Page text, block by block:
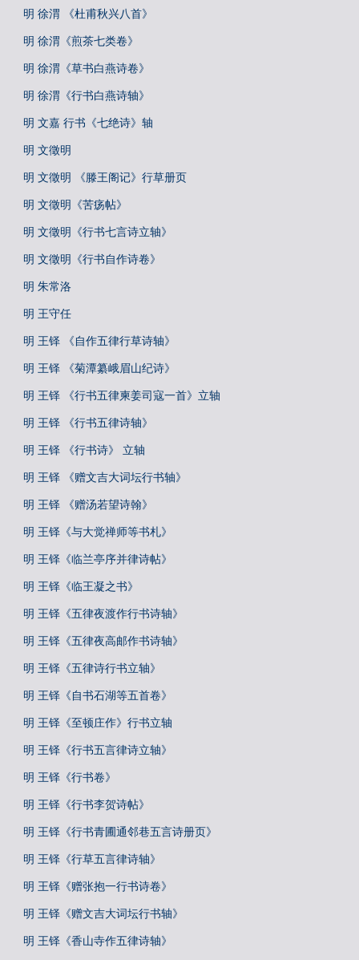
明 徐渭 《杜甫秋兴八首》
明 徐渭《煎茶七类卷》
明 徐渭《草书白燕诗卷》
明 徐渭《行书白燕诗轴》
明 文嘉 行书《七绝诗》轴
明 文徵明
明 文徵明 《滕王阁记》行草册页
明 文徵明《苦疡帖》
明 文徵明《行书七言诗立轴》
明 文徵明《行书自作诗卷》
明 朱常洛
明 王守任
明 王铎 《自作五律行草诗轴》
明 王铎 《菊潭纂峨眉山纪诗》
明 王铎 《行书五律柬姜司寇一首》立轴
明 王铎 《行书五律诗轴》
明 王铎 《行书诗》 立轴
明 王铎 《赠文吉大词坛行书轴》
明 王铎 《赠汤若望诗翰》
明 王铎《与大觉禅师等书札》
明 王铎《临兰亭序并律诗帖》
明 王铎《临王凝之书》
明 王铎《五律夜渡作行书诗轴》
明 王铎《五律夜高邮作书诗轴》
明 王铎《五律诗行书立轴》
明 王铎《自书石湖等五首卷》
明 王铎《至顿庄作》行书立轴
明 王铎《行书五言律诗立轴》
明 王铎《行书卷》
明 王铎《行书李贺诗帖》
明 王铎《行书青圃通邻巷五言诗册页》
明 王铎《行草五言律诗轴》
明 王铎《赠张抱一行书诗卷》
明 王铎《赠文吉大词坛行书轴》
明 王铎《香山寺作五律诗轴》